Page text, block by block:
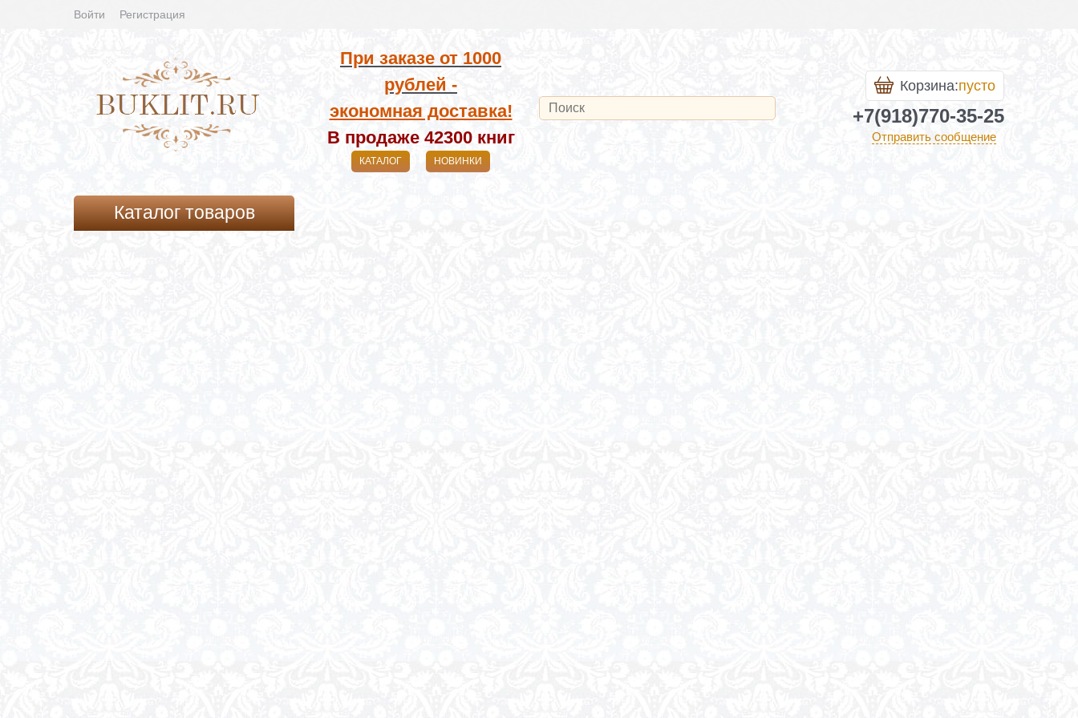
Войти Регистрация
При заказе от 1000
рублей -
экономная доставка!
В продаже 42300 книг
КАТАЛОГ НОВИНКИ
Корзина:пусто
+7(918)770-35-25
Отправить сообщение
Каталог товаров